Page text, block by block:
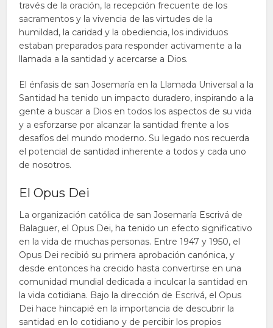
través de la oración, la recepción frecuente de los
sacramentos y la vivencia de las virtudes de la
humildad, la caridad y la obediencia, los individuos
estaban preparados para responder activamente a la
llamada a la santidad y acercarse a Dios.
El énfasis de san Josemaría en la Llamada Universal a la
Santidad ha tenido un impacto duradero, inspirando a la
gente a buscar a Dios en todos los aspectos de su vida
y a esforzarse por alcanzar la santidad frente a los
desafíos del mundo moderno. Su legado nos recuerda
el potencial de santidad inherente a todos y cada uno
de nosotros.
El Opus Dei
La organización católica de san Josemaría Escrivá de
Balaguer, el Opus Dei, ha tenido un efecto significativo
en la vida de muchas personas. Entre 1947 y 1950, el
Opus Dei recibió su primera aprobación canónica, y
desde entonces ha crecido hasta convertirse en una
comunidad mundial dedicada a inculcar la santidad en
la vida cotidiana. Bajo la dirección de Escrivá, el Opus
Dei hace hincapié en la importancia de descubrir la
santidad en lo cotidiano y de percibir los propios